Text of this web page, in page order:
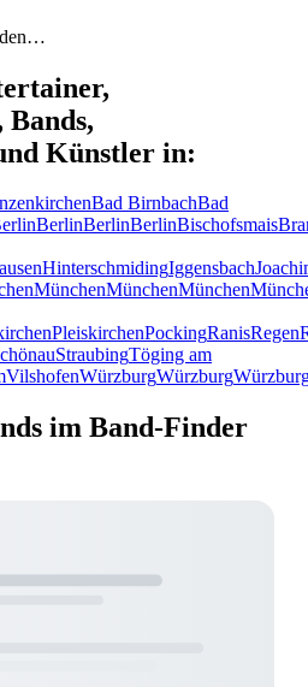
Bands,
Künstler in:
Bad BirnbachBad
BerlinBerlinBerlinBischofsmais
HinterschmidingIggensbach
MünchenMünchenMünchen
PleiskirchenPockingRanisRegen
StraubingTöging am
VilshofenWürzburgWürzburg
im Band-Finder